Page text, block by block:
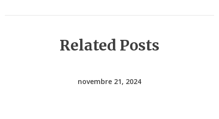
Related Posts
novembre 21, 2024